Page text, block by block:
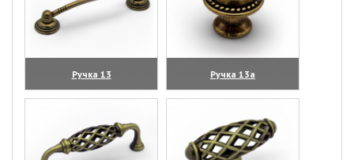
Ручка 13
(увеличить)
Ручка 13а
(увеличить)